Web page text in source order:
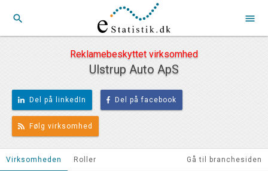
search menu
Reklamebeskyttet virksomhed
Ulstrup Auto ApS
Del på linkedIn Del på facebook
Følg virksomhed
Virksomheden Roller Gå til branchesiden